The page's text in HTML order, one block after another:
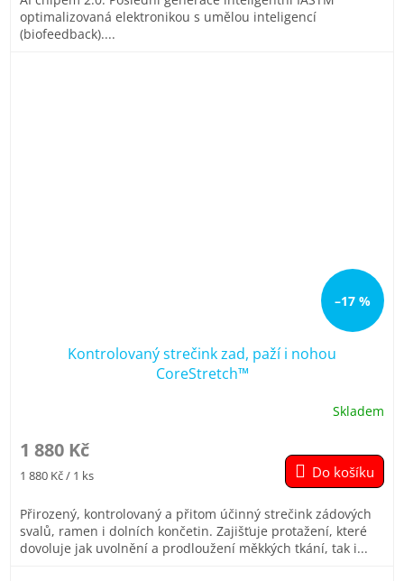
hvězdiček.
optimalizovaná elektronikou s umělou inteligencí
(biofeedback)....
–17 %
Kontrolovaný strečink zad, paží i nohou
CoreStretch™
produktu
5,0
5
hvězdiček.
Skladem
1 880 Kč
Měrná
1 880 Kč / 1 ks Do košíku
Přirozený, kontrolovaný a přitom účinný strečink zádových
svalů, ramen i dolních končetin. Zajišťuje protažení, které
dovoluje jak uvolnění a prodloužení měkkých tkání, tak i...